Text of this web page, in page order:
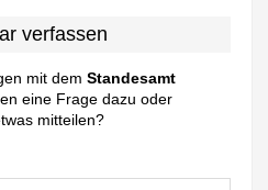
verfassen
mit demStandesamt
eine Frage dazu oder
mitteilen?